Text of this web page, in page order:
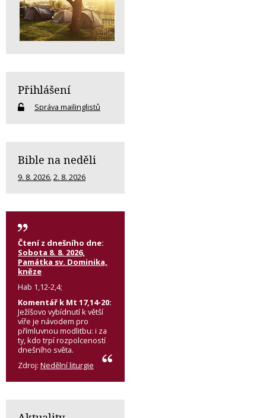
Přihlášení
Správa mailinglistů
Bible na neděli
9. 8. 2026,2. 8. 2026
Čtení z dnešního dne:
Sobota 8. 8. 2026,
Památka sv. Dominika,
kněze
Hab 1,12-2,4;
Komentář k Mt 17,14-20:
Ježíšovo vybídnutí k větší
víře je návodem pro
přímluvnou modlitbu: i za
ty, kdo trpí rozpolceností
dnešního světa.
Zdroj: Nedělní liturgie